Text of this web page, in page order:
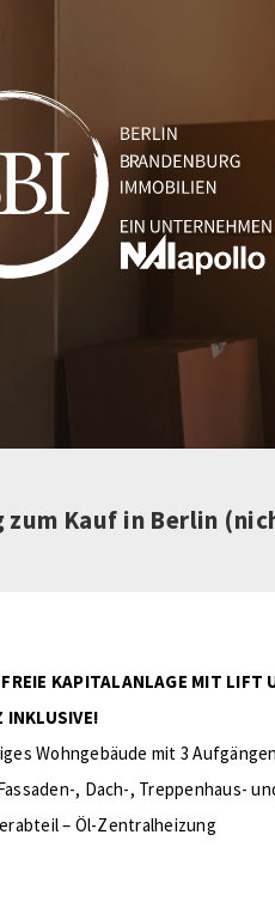
zum Kauf in Berlin
KAPITALANLAGE MIT LIFT
INKLUSIVE!
Wohngebäude mit 3
, Dach-, Treppenhaus-
– Öl-Zentralheizung